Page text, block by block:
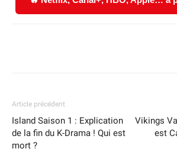
Article précédent
Island Saison 1 : Explication
de la fin du K-Drama ! Qui est
mort ?
Vikings
est